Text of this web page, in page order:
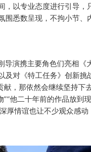
，以专业态度进行引导，
围悉数呈现，不拘小节、
演携主要角色们亮相《
及对《特工任务》创新挑
，那依然会继续坚持下
他二十年前的作品放到
厚情谊也让不少观众感